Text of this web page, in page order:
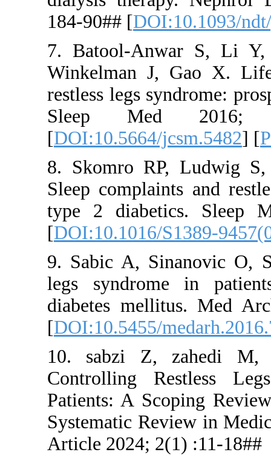
184-90## [
7.
restless
Sleep
[
8.
Sleep
type 2
[
9. Sabic
legs
diabetes
[
10. sabzi
Patients:
Article